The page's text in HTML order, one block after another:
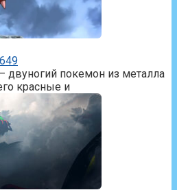
двуногий покемон из металла
красные и